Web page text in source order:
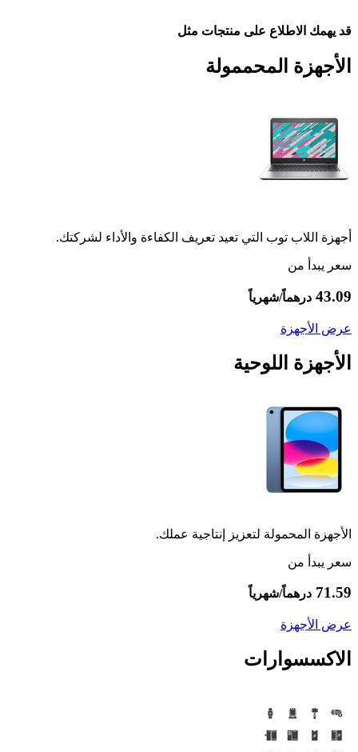
قد يهمك الاطلاع على منتجات مثل
الأجهزة المحممولة
أجهزة اللاب توب التي تعيد تعريف الكفاءة والأداء لشركتك.
سعر يبدأ من
43.09 درهماً/شهرياً
عرض الأجهزة
الأجهزة اللوحية
الأجهزة المحمولة لتعزيز إنتاجية عملك.
سعر يبدأ من
71.59 درهماً/شهرياً
عرض الأجهزة
الاكسسوارات